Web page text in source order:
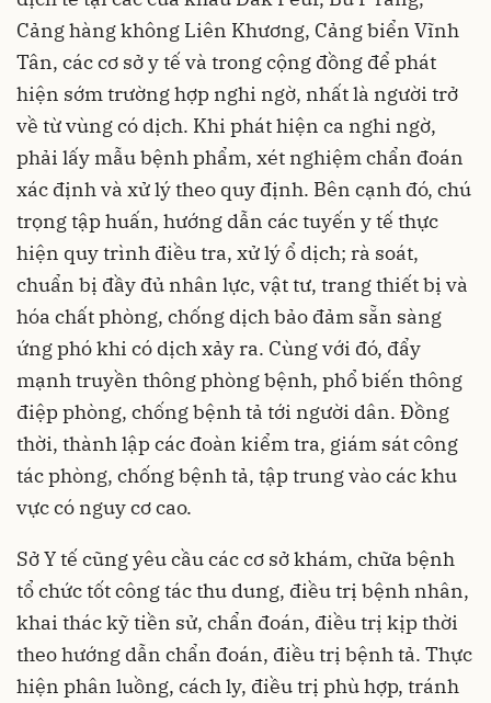
Cảng hàng không Liên Khương, Cảng biển Vĩnh
Tân, các cơ sở y tế và trong cộng đồng để phát
hiện sớm trường hợp nghi ngờ, nhất là người trở
về từ vùng có dịch. Khi phát hiện ca nghi ngờ,
phải lấy mẫu bệnh phẩm, xét nghiệm chẩn đoán
xác định và xử lý theo quy định. Bên cạnh đó, chú
trọng tập huấn, hướng dẫn các tuyến y tế thực
hiện quy trình điều tra, xử lý ổ dịch; rà soát,
chuẩn bị đầy đủ nhân lực, vật tư, trang thiết bị và
hóa chất phòng, chống dịch bảo đảm sẵn sàng
ứng phó khi có dịch xảy ra. Cùng với đó, đẩy
mạnh truyền thông phòng bệnh, phổ biến thông
điệp phòng, chống bệnh tả tới người dân. Đồng
thời, thành lập các đoàn kiểm tra, giám sát công
tác phòng, chống bệnh tả, tập trung vào các khu
vực có nguy cơ cao.
Sở Y tế cũng yêu cầu các cơ sở khám, chữa bệnh
tổ chức tốt công tác thu dung, điều trị bệnh nhân,
khai thác kỹ tiền sử, chẩn đoán, điều trị kịp thời
theo hướng dẫn chẩn đoán, điều trị bệnh tả. Thực
hiện phân luồng, cách ly, điều trị phù hợp, tránh